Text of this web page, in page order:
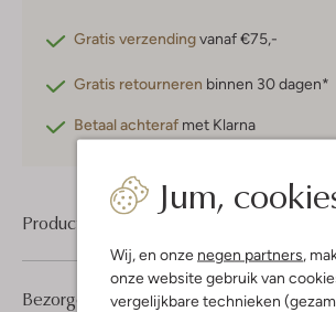
Jum,
Wij, en onze negen partners,
onze website gebruik van
vergelijkbare technieken
Gratis verzendingvanaf €75,-
Gratis retourneren binnen 30 dagen*
Betaal achteraf met Klarna
Product informatie
Bezorgen & retourneren